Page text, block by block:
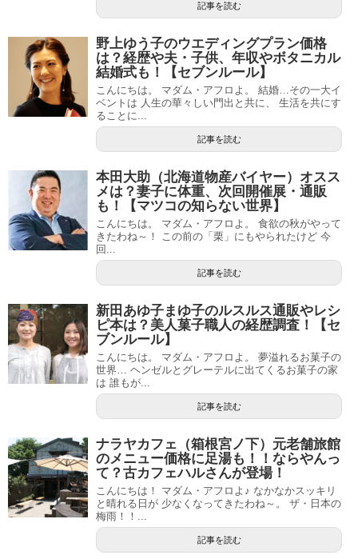
記事を読む
野上ゆう子のウエディングプラン価格
は？経歴や夫・子供、年収やボタニカル
結婚式も！【セブンルール】
こんにちは。 マダム・アフロよ。 結婚…その一大イ
ベントは 人生の華々しい門出と共に、 生活を共にす
ることに...
記事を読む
本田大助（北海道物産バイヤー）オスス
メは？妻子に体重、次回開催展・通販
も！【マツコの知らない世界】
こんにちは。 マダム・アフロよ。 食欲の秋がやって
きたわね～！ この前の「栗」にもやられたけど 今
回...
記事を読む
新田あゆ子まゆ子のルスルス通販やレシ
ピ本は？美人菓子職人の経歴調査！【セ
ブンルール】
こんにちは。 マダム・アフロよ。 夢溢れるお菓子の
世界… ヘンゼルとグレーテルに出てくるお菓子の家
は 誰もが...
記事を読む
ナラヤカフェ（箱根宮ノ下）元老舗旅館
のメニュー価格に足湯も！！ならやんっ
て？古カフェハルさんが登場！
こんにちは！ マダム・アフロよ♪ なかなかスッキリ
と晴れる日が 少なくなってきたわね～。 ザ・日本の
梅雨！！...
記事を読む